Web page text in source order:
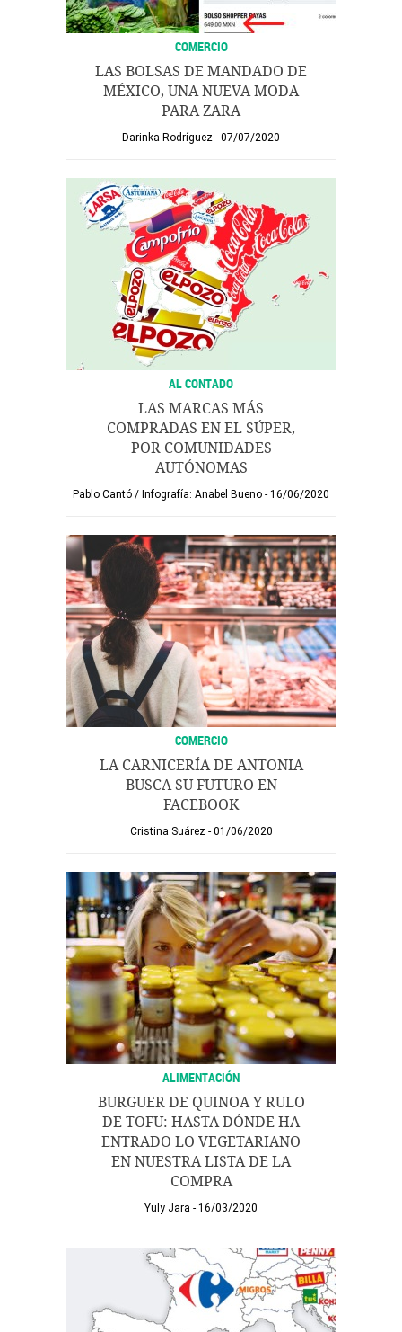
COMERCIO
LAS BOLSAS DE MANDADO DE
MÉXICO, UNA NUEVA MODA
PARA ZARA
Darinka Rodríguez 07/07/2020
AL CONTADO
LAS MARCAS MÁS
COMPRADAS EN EL SÚPER,
POR COMUNIDADES
AUTÓNOMAS
Pablo Cantó / Infografía: Anabel Bueno 16/06/2020
COMERCIO
LA CARNICERÍA DE ANTONIA
BUSCA SU FUTURO EN
FACEBOOK
Cristina Suárez 01/06/2020
ALIMENTACIÓN
BURGUER DE QUINOA Y RULO
DE TOFU: HASTA DÓNDE HA
ENTRADO LO VEGETARIANO
EN NUESTRA LISTA DE LA
COMPRA
Yuly Jara 16/03/2020